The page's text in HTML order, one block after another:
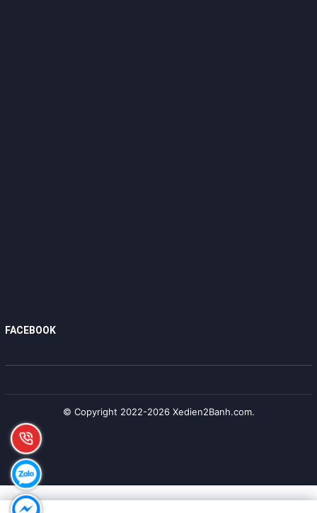
FACEBOOK
© Copyright 2022-2026 Xedien2Banh.com.